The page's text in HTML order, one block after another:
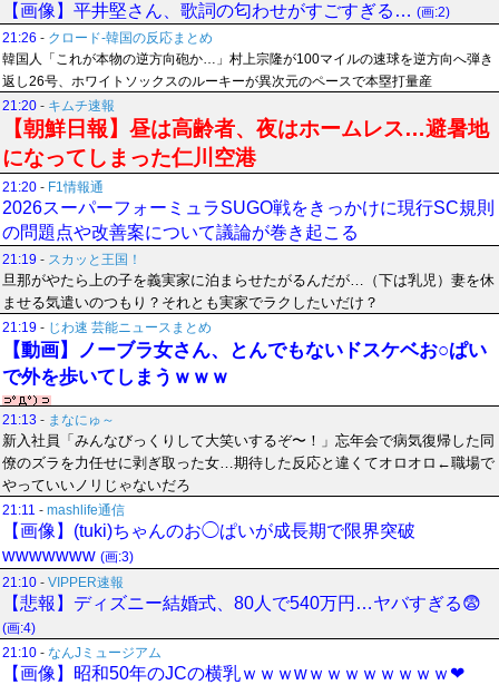
【画像】平井堅さん、歌詞の匂わせがすごすぎる… (画:2)
21:26 - クロード-韓国の反応まとめ
韓国人「これが本物の逆方向砲か…」村上宗隆が100マイルの速球を逆方向へ弾き
返し26号、ホワイトソックスのルーキーが異次元のペースで本塁打量産
21:20 - キムチ速報
【朝鮮日報】昼は高齢者、夜はホームレス…避暑地
になってしまった仁川空港
21:20 - F1情報通
2026スーパーフォーミュラSUGO戦をきっかけに現行SC規則
の問題点や改善案について議論が巻き起こる
21:19 - スカッと王国！
旦那がやたら上の子を義実家に泊まらせたがるんだが…（下は乳児）妻を休
ませる気遣いのつもり？それとも実家でラクしたいだけ？
21:19 - じわ速 芸能ニュースまとめ
【動画】ノーブラ女さん、とんでもないドスケベお○ぱい
で外を歩いてしまうｗｗｗ
21:13 - まなにゅ～
新入社員「みんなびっくりして大笑いするぞ〜！」忘年会で病気復帰した同
僚のズラを力任せに剥ぎ取った女…期待した反応と違くてオロオロ←職場で
やっていいノリじゃないだろ
21:11 - mashlife通信
【画像】(tuki)ちゃんのお◯ぱいが成長期で限界突破
wwwwwww (画:3)
21:10 - VIPPER速報
【悲報】ディズニー結婚式、80人で540万円…ヤバすぎる😨
(画:4)
21:10 - なんJミュージアム
【画像】昭和50年のJCの横乳ｗｗｗwｗｗｗｗｗｗｗｗ❤